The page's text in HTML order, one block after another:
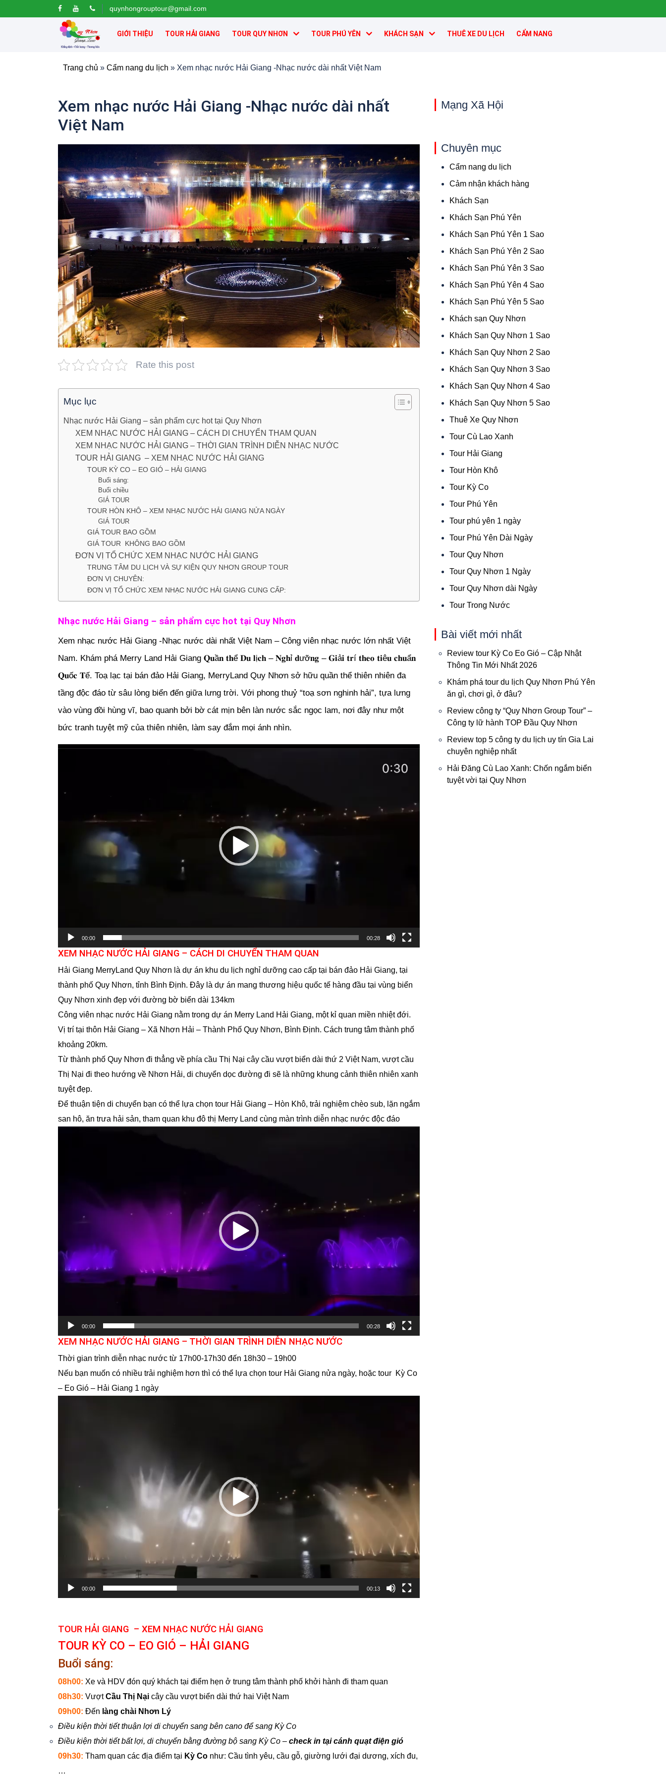
quynhongrouptour@gmail.com
GIỚI THIỆU TOUR HẢI GIANG TOUR QUY NHƠN TOUR PHÚ YÊN KHÁCH SẠN THUÊ XE DU LỊCH CẨM NANG
Trang chủ » Cẩm nang du lịch » Xem nhạc nước Hải Giang -Nhạc nước dài nhất Việt Nam
Xem nhạc nước Hải Giang -Nhạc nước dài nhất
Việt Nam
Rate this post
Mục lục
Nhạc nước Hải Giang – sản phẩm cực hot tại Quy Nhơn
XEM NHẠC NƯỚC HẢI GIANG – CÁCH DI CHUYỂN THAM QUAN
XEM NHẠC NƯỚC HẢI GIANG – THỜI GIAN TRÌNH DIỄN NHẠC NƯỚC
TOUR HẢI GIANG – XEM NHẠC NƯỚC HẢI GIANG
TOUR KỲ CO – EO GIÓ – HẢI GIANG
Buổi sáng:
Buổi chiều
GIÁ TOUR
TOUR HÒN KHÔ – XEM NHẠC NƯỚC HẢI GIANG NỬA NGÀY
GIÁ TOUR
GIÁ TOUR BAO GỒM
GIÁ TOUR KHÔNG BAO GỒM
ĐƠN VỊ TỔ CHỨC XEM NHẠC NƯỚC HẢI GIANG
TRUNG TÂM DU LỊCH VÀ SỰ KIỆN QUY NHƠN GROUP TOUR
ĐƠN VỊ CHUYÊN:
ĐƠN VỊ TỔ CHỨC XEM NHẠC NƯỚC HẢI GIANG CUNG CẤP:
Nhạc nước Hải Giang – sản phẩm cực hot tại Quy Nhơn
Xem nhạc nước Hải Giang -Nhạc nước dài nhất Việt Nam – Công viên nhạc nước lớn nhất Việt
Nam. Khám phá Merry Land Hải Giang 𝐐𝐮ầ𝐧 𝐭𝐡ể 𝐃𝐮 𝐥ị𝐜𝐡 – 𝐍𝐠𝐡ỉ 𝐝ưỡ𝐧𝐠 – 𝐆𝐢ả𝐢 𝐭𝐫í 𝐭𝐡𝐞𝐨 𝐭𝐢ê𝐮 𝐜𝐡𝐮ẩ𝐧
𝐐𝐮ố𝐜 𝐓ế. Toạ lạc tại bán đảo Hải Giang, MerryLand Quy Nhơn sở hữu quần thể thiên nhiên đa
tầng độc đáo từ sâu lòng biển đến giữa lưng trời. Với phong thuỷ “toạ sơn nghinh hải”, tựa lưng
vào vùng đồi hùng vĩ, bao quanh bởi bờ cát mịn bên làn nước sắc ngọc lam, nơi đây như một
bức tranh tuyệt mỹ của thiên nhiên, làm say đắm mọi ánh nhìn.
Trình
00:00 00:28
XEM NHẠC NƯỚC HẢI GIANG – CÁCH DI CHUYỂN THAM QUAN
Hải Giang MerryLand Quy Nhơn là dự án khu du lịch nghỉ dưỡng cao cấp tại bán đảo Hải Giang, tại
thành phố Quy Nhơn, tỉnh Bình Định. Đây là dự án mang thương hiệu quốc tế hàng đầu tại vùng biển
Quy Nhơn xinh đẹp với đường bờ biển dài 134km
Công viên nhạc nước Hải Giang nằm trong dự án Merry Land Hải Giang, một kỉ quan miền nhiệt đới.
Vị trí tại thôn Hải Giang – Xã Nhơn Hải – Thành Phố Quy Nhơn, Bình Định. Cách trung tâm thành phố
khoảng 20km.
Từ thành phố Quy Nhơn đi thẳng về phía cầu Thị Nại cây cầu vượt biển dài thứ 2 Việt Nam, vượt cầu
Thị Nại đi theo hướng về Nhơn Hải, di chuyển dọc đường đi sẽ là những khung cảnh thiên nhiên xanh
tuyệt đẹp.
Để thuận tiện di chuyển bạn có thể lựa chọn tour Hải Giang – Hòn Khô, trải nghiệm chèo sub, lặn ngắm
san hô, ăn trưa hải sản, tham quan khu đô thị Merry Land cùng màn trình diễn nhạc nước độc đáo
00:00 00:28
XEM NHẠC NƯỚC HẢI GIANG – THỜI GIAN TRÌNH DIỄN NHẠC NƯỚC
Thời gian trình diễn nhạc nước từ 17h00-17h30 đến 18h30 – 19h00
Nếu bạn muốn có nhiều trải nghiệm hơn thì có thể lựa chọn tour Hải Giang nửa ngày, hoặc tour Kỳ Co
– Eo Gió – Hải Giang 1 ngày
00:00 00:13
TOUR HẢI GIANG – XEM NHẠC NƯỚC HẢI GIANG
TOUR KỲ CO – EO GIÓ – HẢI GIANG
Buổi sáng:
08h00: Xe và HDV đón quý khách tại điểm hẹn ở trung tâm thành phố khởi hành đi tham quan
08h30: VượtCầu Thị Nại cây cầu vượt biển dài thứ hai Việt Nam
09h00: Đến làng chài Nhơn Lý
Điều kiện thời tiết thuận lợi di chuyển sang bên cano để sang Kỳ Co
Điều kiện thời tiết bất lợi, di chuyển bằng đường bộ sang Kỳ Co – check in tại cánh quạt điện gió
09h30: Tham quan các địa điểm tại Kỳ Co như: Cầu tình yêu, cầu gỗ, giường lưới đại dương, xích đu,
…
Mạng Xã Hội
Chuyên mục
Cẩm nang du lịch
Cảm nhận khách hàng
Khách Sạn
Khách Sạn Phú Yên
Khách Sạn Phú Yên 1 Sao
Khách Sạn Phú Yên 2 Sao
Khách Sạn Phú Yên 3 Sao
Khách Sạn Phú Yên 4 Sao
Khách Sạn Phú Yên 5 Sao
Khách sạn Quy Nhơn
Khách Sạn Quy Nhơn 1 Sao
Khách Sạn Quy Nhơn 2 Sao
Khách Sạn Quy Nhơn 3 Sao
Khách Sạn Quy Nhơn 4 Sao
Khách Sạn Quy Nhơn 5 Sao
Thuê Xe Quy Nhơn
Tour Cù Lao Xanh
Tour Hải Giang
Tour Hòn Khô
Tour Kỳ Co
Tour Phú Yên
Tour phú yên 1 ngày
Tour Phú Yên Dài Ngày
Tour Quy Nhơn
Tour Quy Nhơn 1 Ngày
Tour Quy Nhơn dài Ngày
Tour Trong Nước
Bài viết mới nhất
Review tour Kỳ Co Eo Gió – Cập Nhật
Thông Tin Mới Nhất 2026
Khám phá tour du lịch Quy Nhơn Phú Yên
ăn gì, chơi gì, ở đâu?
Review công ty “Quy Nhơn Group Tour” –
Công ty lữ hành TOP Đầu Quy Nhơn
Review top 5 công ty du lịch uy tín Gia Lai
chuyên nghiệp nhất
Hải Đăng Cù Lao Xanh: Chốn ngắm biển
tuyệt vời tại Quy Nhơn